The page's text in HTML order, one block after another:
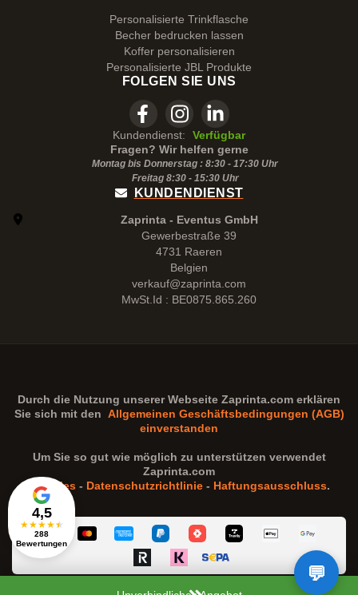
4,5
★★★★★
288
Bewertungen
Personalisierte Trinkflasche
Becher bedrucken lassen
Koffer personalisieren
Personalisierte JBL Produkte
FOLGEN SIE UNS
Kundendienst:
Verfügbar
Fragen? Wir helfen gerne
Montag bis Donnerstag : 8:30 - 17:30 Uhr
Freitag 8:30 - 15:30Uhr
KUNDENDIENST
Zaprinta - Eventus GmbH
Gewerbestraße 39
4731 Raeren
Belgien
verkauf@zaprinta.com
MwSt.Id : BE0875.865.260
Durch die Nutzung unserer Webseite Zaprinta.com erklären
Sie sich mit den Allgemeinen Geschäftsbedingungen (AGB)
einverstanden
Um Sie so gut wie möglich zu unterstützen verwendet
Zaprinta.com
Cookies - Datenschutzrichtlinie - Haftungsausschluss.